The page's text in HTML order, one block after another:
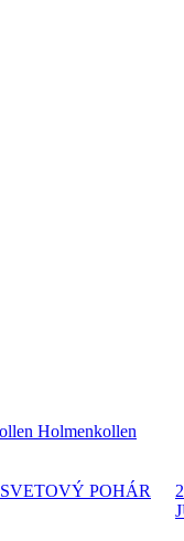
Holmenkollen
SVETOVÝ POHÁR